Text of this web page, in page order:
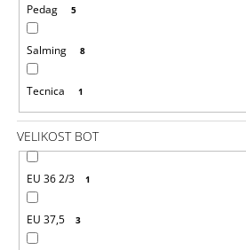
Pedag 5
Salming 8
Tecnica 1
VELIKOST BOT
EU 36 2/3 1
EU 37,5 3
M
CRAZY
SINGLET
THUNDER
M
-
FIRE
065
Kč
Původně: